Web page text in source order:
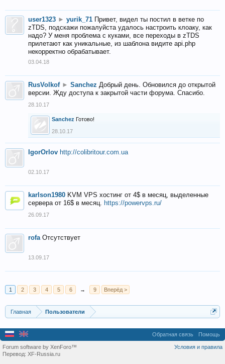
user1323 ► yurik_71 Привет, видел ты постил в ветке по
zTDS, подскажи пожалуйста удалось настроить клоаку, как
надо? У меня проблема с куками, все переходы в zTDS
прилетают как уникальные, из шаблона видите api.php
некорректно обрабатывает.
03.04.18
RusVolkof ► Sanchez Добрый день. Обновился до открытой
версии. Жду доступа к закрытой части форума. Спасибо.
28.10.17
Sanchez Готово!
28.10.17
IgorOrlov http://colibritour.com.ua
02.10.17
karlson1980 KVM VPS хостинг от 4$ в месяц, выделенные
сервера от 16$ в месяц. https://powervps.ru/
26.09.17
rofa Отсутствует
13.09.17
1 2 3 4 5 6 → 9 Вперёд >
Главная Пользователи
Обратная связь Помощь
Условия и правила
Forum software by XenForo™
Перевод: XF-Russia.ru